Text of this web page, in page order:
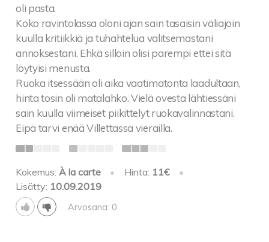
oli pasta.
Koko ravintolassa oloni ajan sain tasaisin väliajoin
kuulla kritiikkiä ja tuhahtelua valitsemastani
annoksestani. Ehkä silloin olisi parempi ettei sitä
löytyisi menusta.
Ruoka itsessään oli aika vaatimatonta laadultaan,
hinta tosin oli matalahko. Vielä ovesta lähtiessäni
sain kuulla viimeiset piikittelyt ruokavalinnastani.
Eipä tarvi enää Villettassa vierailla.
Kokemus:À la carte • Hinta: 11€
•
Lisätty: 10.09.2019
Arvosana: 0